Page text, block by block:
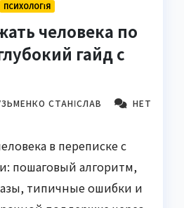
ПСИХОЛОГІЯ
человека по
гайд с
СТАНІСЛАВ
НЕТ
в переписке с
пошаговый алгоритм,
типичные ошибки и